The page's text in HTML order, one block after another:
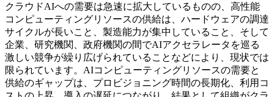
クラウドAIへの需要は急速に拡大しているものの、高性能
コンピューティングリソースの供給は、ハードウェアの調達
サイクルが長いこと、製造能力が集中していること、そして
企業、研究機関、政府機関の間でAIアクセラレータを巡る
激しい競争が繰り広げられていることなどにより、現状では
限られています。AIコンピューティングリソースの需要と
供給のギャップは、プロビジョニング時間の長期化、利用コ